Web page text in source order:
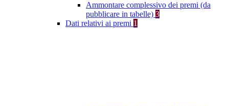
Ammontare complessivo dei premi (da
pubblicare in tabelle) 3
Dati relativi ai premi 1